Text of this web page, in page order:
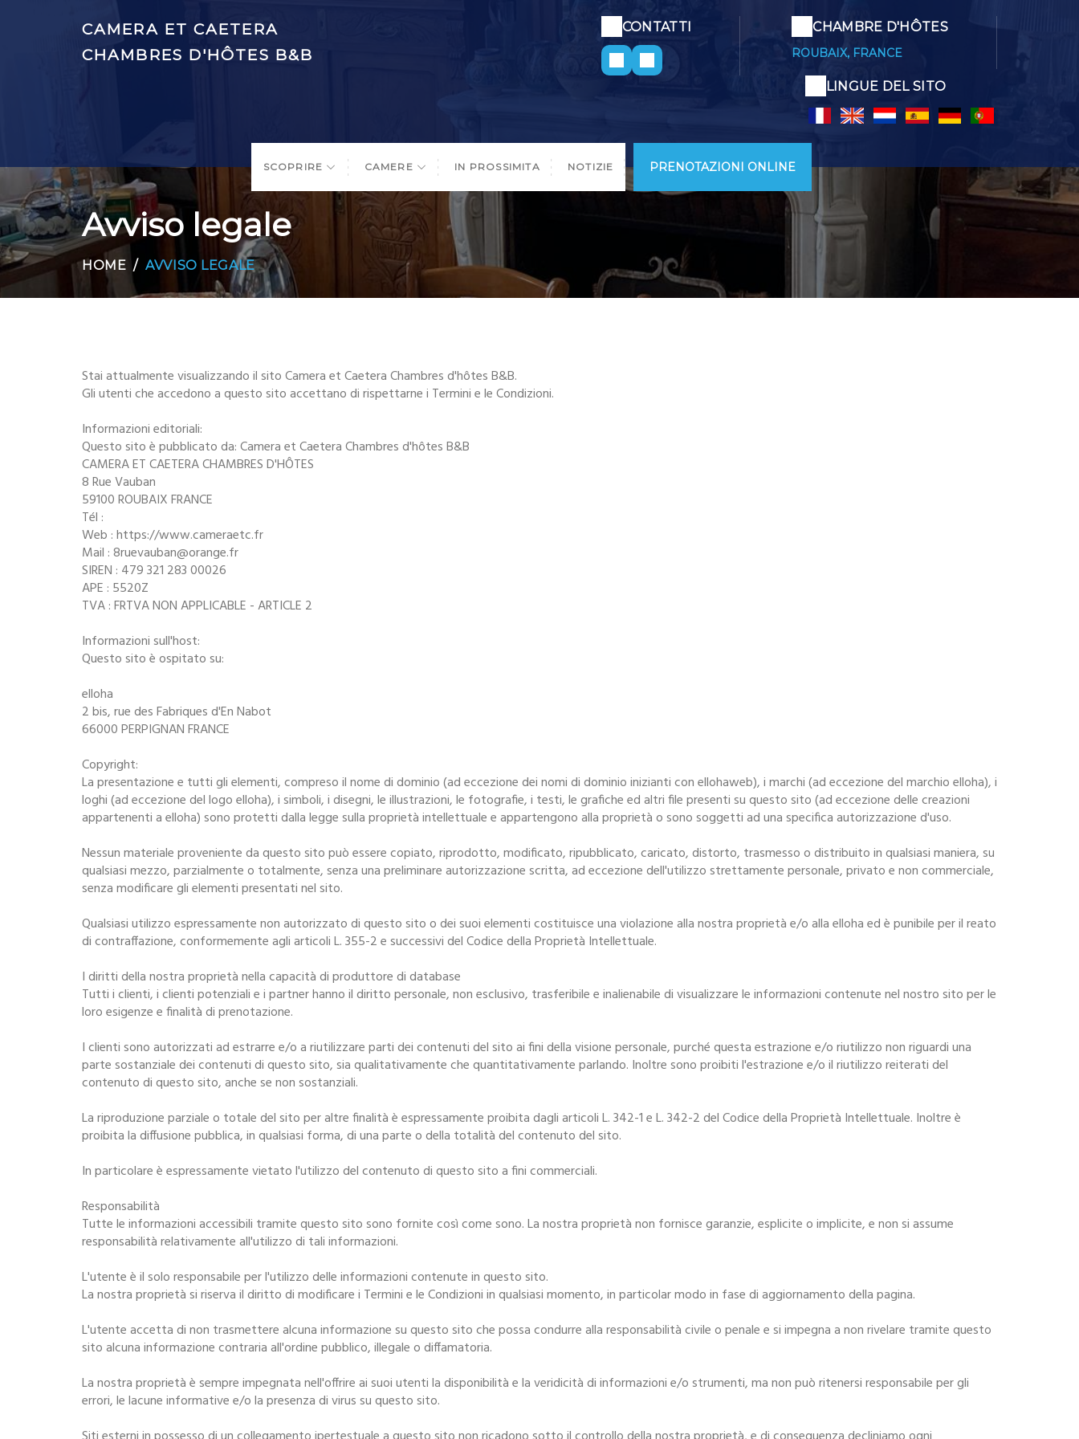
CAMERA ET CAETERA
CHAMBRES D'HÔTES B&B
CONTATTI CHAMBRE D'HÔTES
ROUBAIX, FRANCE
LINGUE DEL SITO
SCOPRIRE CAMERE IN PROSSIMITA NOTIZIE PRENOTAZIONI ONLINE
Avviso legale
HOME AVVISO LEGALE
Stai attualmente visualizzando il sito Camera et Caetera Chambres d'hôtes B&B.
Gli utenti che accedono a questo sito accettano di rispettarne i Termini e le Condizioni.
Informazioni editoriali:
Questo sito è pubblicato da: Camera et Caetera Chambres d'hôtes B&B
CAMERA ET CAETERA CHAMBRES D'HÔTES
8 Rue Vauban
59100 ROUBAIX FRANCE
Tél :
Web : https://www.cameraetc.fr
Mail : 8ruevauban@orange.fr
SIREN : 479 321 283 00026
APE : 5520Z
TVA : FRTVA NON APPLICABLE - ARTICLE 2
Informazioni sull'host:
Questo sito è ospitato su:
elloha
2 bis, rue des Fabriques d'En Nabot
66000 PERPIGNAN FRANCE
Copyright:
La presentazione e tutti gli elementi, compreso il nome di dominio (ad eccezione dei nomi di dominio inizianti con ellohaweb), i marchi (ad eccezione del marchio elloha), i
loghi (ad eccezione del logo elloha), i simboli, i disegni, le illustrazioni, le fotografie, i testi, le grafiche ed altri file presenti su questo sito (ad eccezione delle creazioni
appartenenti a elloha) sono protetti dalla legge sulla proprietà intellettuale e appartengono alla proprietà o sono soggetti ad una specifica autorizzazione d'uso.
Nessun materiale proveniente da questo sito può essere copiato, riprodotto, modificato, ripubblicato, caricato, distorto, trasmesso o distribuito in qualsiasi maniera, su
qualsiasi mezzo, parzialmente o totalmente, senza una preliminare autorizzazione scritta, ad eccezione dell'utilizzo strettamente personale, privato e non commerciale,
senza modificare gli elementi presentati nel sito.
Qualsiasi utilizzo espressamente non autorizzato di questo sito o dei suoi elementi costituisce una violazione alla nostra proprietà e/o alla elloha ed è punibile per il reato
di contraffazione, conformemente agli articoli L. 355-2 e successivi del Codice della Proprietà Intellettuale.
I diritti della nostra proprietà nella capacità di produttore di database
Tutti i clienti, i clienti potenziali e i partner hanno il diritto personale, non esclusivo, trasferibile e inalienabile di visualizzare le informazioni contenute nel nostro sito per le
loro esigenze e finalità di prenotazione.
I clienti sono autorizzati ad estrarre e/o a riutilizzare parti dei contenuti del sito ai fini della visione personale, purché questa estrazione e/o riutilizzo non riguardi una
parte sostanziale dei contenuti di questo sito, sia qualitativamente che quantitativamente parlando. Inoltre sono proibiti l'estrazione e/o il riutilizzo reiterati del
contenuto di questo sito, anche se non sostanziali.
La riproduzione parziale o totale del sito per altre finalità è espressamente proibita dagli articoli L. 342-1 e L. 342-2 del Codice della Proprietà Intellettuale. Inoltre è
proibita la diffusione pubblica, in qualsiasi forma, di una parte o della totalità del contenuto del sito.
In particolare è espressamente vietato l'utilizzo del contenuto di questo sito a fini commerciali.
Responsabilità
Tutte le informazioni accessibili tramite questo sito sono fornite così come sono. La nostra proprietà non fornisce garanzie, esplicite o implicite, e non si assume
responsabilità relativamente all'utilizzo di tali informazioni.
L'utente è il solo responsabile per l'utilizzo delle informazioni contenute in questo sito.
La nostra proprietà si riserva il diritto di modificare i Termini e le Condizioni in qualsiasi momento, in particolar modo in fase di aggiornamento della pagina.
L'utente accetta di non trasmettere alcuna informazione su questo sito che possa condurre alla responsabilità civile o penale e si impegna a non rivelare tramite questo
sito alcuna informazione contraria all'ordine pubblico, illegale o diffamatoria.
La nostra proprietà è sempre impegnata nell'offrire ai suoi utenti la disponibilità e la veridicità di informazioni e/o strumenti, ma non può ritenersi responsabile per gli
errori, le lacune informative e/o la presenza di virus su questo sito.